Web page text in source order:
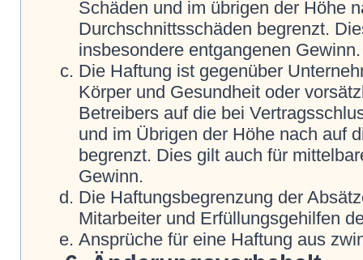
Schäden und im übrigen der Höhe
Durchschnittsschäden begrenzt.
insbesondere entgangenen Gewinn.
Die Haftung ist gegenüber
Körper und Gesundheit oder
Betreibers auf die bei
und im Übrigen der Höhe nach auf
begrenzt. Dies gilt auch für
Gewinn.
Die Haftungsbegrenzung der
Mitarbeiter und Erfüllungsgehilfen
Ansprüche für eine Haftung aus